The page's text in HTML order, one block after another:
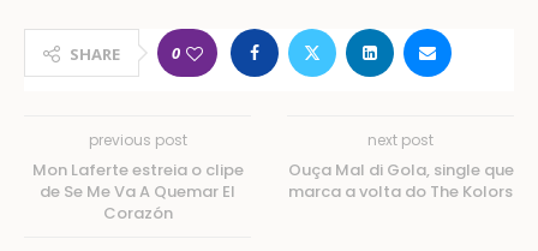
SHARE 0
previous post
Mon Laferte estreia o clipe
de Se Me Va A Quemar El
Corazón
next post
Ouça Mal di Gola, single que
marca a volta do The Kolors